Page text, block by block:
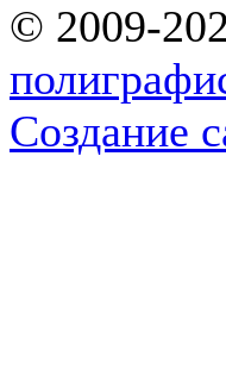
© 2009-
Создание